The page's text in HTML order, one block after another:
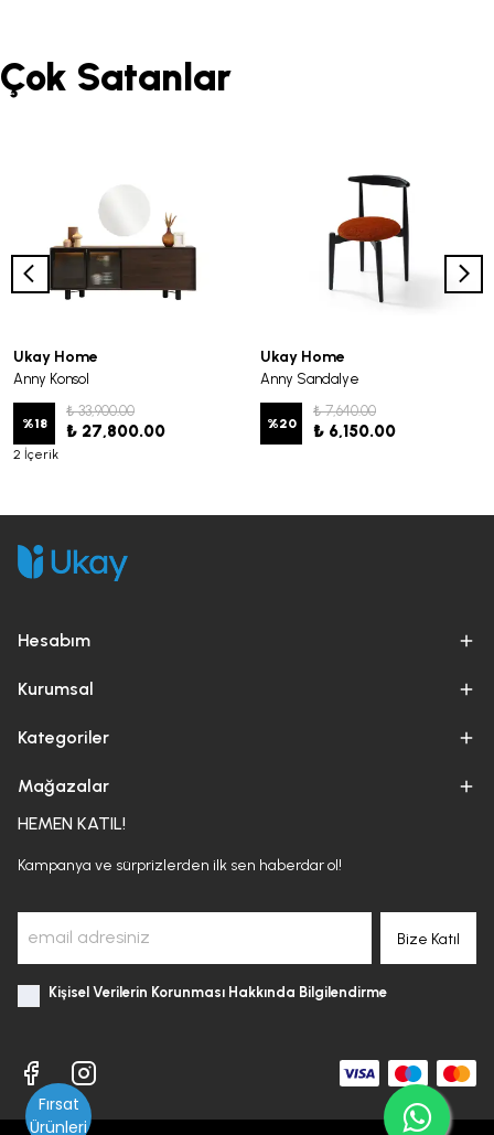
Çok Satanlar
Ukay Home
Anny Konsol
%18
₺ 33,900.00
₺ 27,800.00
2 İçerik
Ukay Home
Anny Sandalye
%20
₺ 7,640.00
₺ 6,150.00
Hesabım
Kurumsal
Kategoriler
Mağazalar
HEMEN KATIL!
Kampanya ve sürprizlerden ilk sen haberdar ol!
Bize Katıl
Kişisel Verilerin Korunması Hakkında Bilgilendirme
Fırsat
Ürünleri